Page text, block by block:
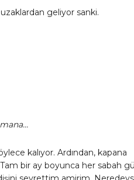
uzaklardan geliyor sanki.
kalıyor. Ardından, kapana
bir ay boyunca her sabah